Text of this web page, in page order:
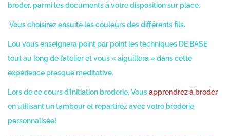
broder, parmi les documents à votre disposition sur place.
Vous choisirez ensuite les couleurs des différents fils.
Lou vous enseignera point par point les techniques DE BASE,
tout au long de l’atelier et vous « aiguillera » dans cette
expérience presque méditative.
Lors de ce cours d’Initiation broderie, Vousapprendrez à broder
en utilisant un tambour et repartirez avec votre broderie
personnalisée!